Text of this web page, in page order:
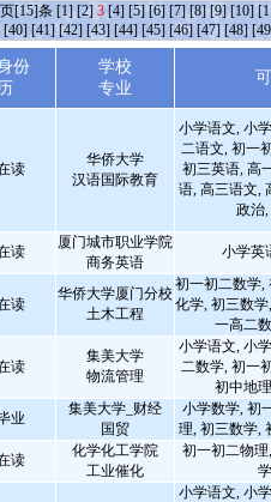
[15]条 [1] [2] 3 [4] [5] [6] [7] [8] [9] [10]
[40] [41] [42] [43] [44] [45] [46] [47] [48]
份
学校
专业
读
华侨大学
汉语国际教育
小学语文, 小
二语文, 初一
初三英语, 高
语, 高三语文,
政治
读
厦门城市职业学院
商务英语
小学英
读
华侨大学厦门分校
土木工程
初一初二数学,
化学, 初三数
一高二
读
集美大学
物流管理
小学语文, 小
二数学, 初一
初中地
业
集美大学_财经
国贸
小学数学, 初
理, 初三数学,
读
化学化工学院
工业催化
初一初二物
小学语文, 小